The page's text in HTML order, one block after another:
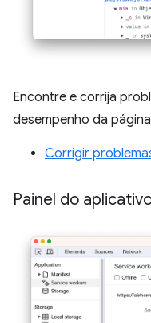
Encontre e corrija
desempenho da
Corrigir
Painel do